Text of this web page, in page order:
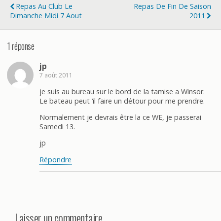
Repas Au Club Le
Dimanche Midi 7 Aout
Repas De Fin De Saison
2011
1 réponse
jp
7 août 2011
je suis au bureau sur le bord de la tamise a Winsor.
Le bateau peut ‘il faire un détour pour me prendre.
Normalement je devrais être la ce WE, je passerai
Samedi 13.
jp
Répondre